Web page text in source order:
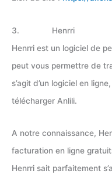
3. Henrri
Henrri est un logiciel de
peut vous permettre de
s’agit d’un logiciel en
télécharger Anlili.
A notre connaissance,
facturation en ligne
Henrri sait parfaitement